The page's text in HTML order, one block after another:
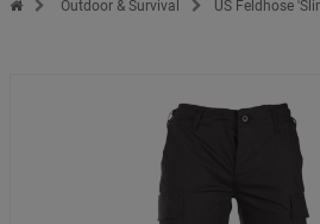
Zur Startseite des Kopp Verlag Online-Shop
Outdoor & Survival US Feldhose